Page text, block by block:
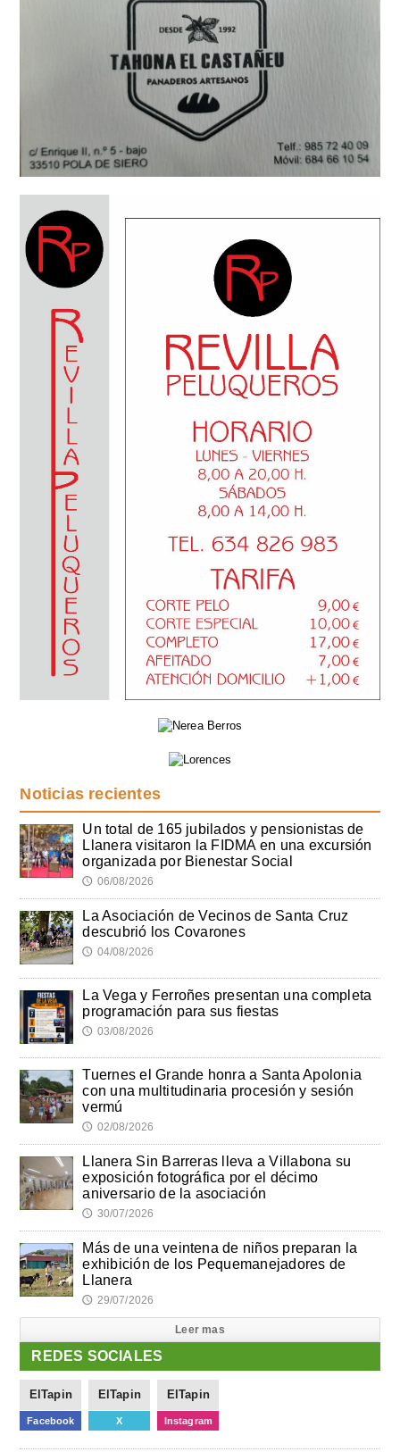
Noticias recientes
Un total de 165 jubilados y pensionistas de
Llanera visitaron la FIDMA en una excursión
organizada por Bienestar Social
🕔 06/08/2026
La Asociación de Vecinos de Santa Cruz
descubrió los Covarones
🕔 04/08/2026
La Vega y Ferroñes presentan una completa
programación para sus fiestas
🕔 03/08/2026
Tuernes el Grande honra a Santa Apolonia
con una multitudinaria procesión y sesión
vermú
🕔 02/08/2026
Llanera Sin Barreras lleva a Villabona su
exposición fotográfica por el décimo
aniversario de la asociación
🕔 30/07/2026
Más de una veintena de niños preparan la
exhibición de los Pequemanejadores de
Llanera
🕔 29/07/2026
Leer mas
REDES SOCIALES
ElTapin
Facebook
ElTapin
X
ElTapin
Instagram